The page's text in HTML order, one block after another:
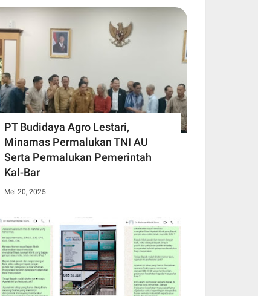
PT Budidaya Agro Lestari,
Minamas Permalukan TNI AU
Serta Permalukan Pemerintah
Kal-Bar
Mei 20, 2025